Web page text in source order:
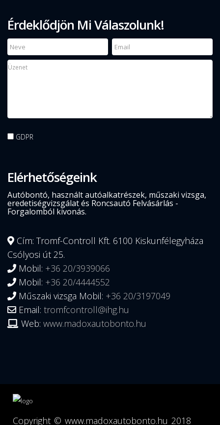
Érdeklődjön Mi Válaszolunk!
GDPR
Elérhetőségeink
Autóbontó, használt autóalkatrészek, műszaki vizsga,
eredetiségvizsgálat és Roncsautó Felvásárlás -
Forgalomból kivonás.
Cím: Tromf-Controll Kft. 6100 Kiskunfélegyháza
Csólyosi út 25.
Mobil: +36 20/3939066
Mobil: +36 20/4444552
Műszaki vizsga Mobil: +36 20/3197049
Email: tromfcontroll@ihg.hu
Web: www.madoxautobonto.hu
Copyright © www.madoxautobonto.hu 2018